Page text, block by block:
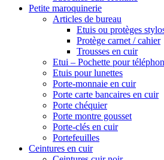
Petite maroquinerie
Articles de bureau
Etuis ou protèges
Protège carnet / cahier
Trousses en cuir
Etui – Pochette pour
Etuis pour lunettes
Porte-monnaie en cuir
Porte carte bancaires en cuir
Porte chéquier
Porte montre gousset
Porte-clés en cuir
Portefeuilles
Ceintures en cuir